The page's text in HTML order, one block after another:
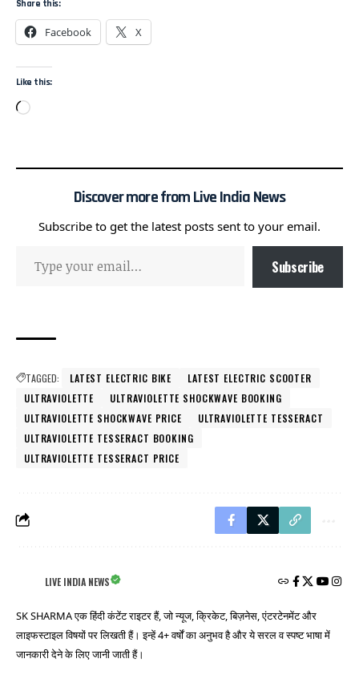
Share this:
Facebook X
Like this:
Discover more from Live India News
Subscribe to get the latest posts sent to your email.
Subscribe
TAGGED: LATEST ELECTRIC BIKE
LATEST ELECTRIC SCOOTER
ULTRAVIOLETTE
ULTRAVIOLETTE SHOCKWAVE BOOKING
ULTRAVIOLETTE SHOCKWAVE PRICE
ULTRAVIOLETTE TESSERACT
ULTRAVIOLETTE TESSERACT BOOKING
ULTRAVIOLETTE TESSERACT PRICE
LIVE INDIA NEWS
SK SHARMA एक हिंदी कंटेंट राइटर हैं, जो न्यूज, क्रिकेट, बिज़नेस, एंटरटेनमेंट और
लाइफस्टाइल विषयों पर लिखती हैं। इन्हें 4+ वर्षों का अनुभव है और ये सरल व स्पष्ट भाषा में
जानकारी देने के लिए जानी जाती हैं।